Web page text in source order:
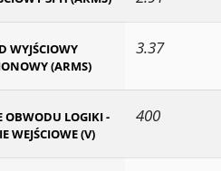
WYJŚCIOWY
(ARMS)
3.37
OBWODU LOGIKI -
WEJŚCIOWE (V)
400